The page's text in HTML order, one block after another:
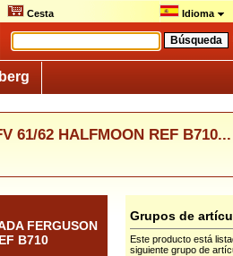
Cesta Idioma
61/62 HALFMOON REF B710...
FERGUSON
B710
Grupos de
Este producto está
siguiente grupo de